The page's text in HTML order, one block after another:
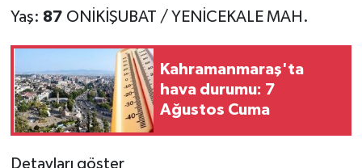
Yaş: 87 ONİKİŞUBAT / YENİCEKALE MAH.
Kahramanmaraş'ta
hava durumu: 7
Ağustos Cuma
Detayları göster